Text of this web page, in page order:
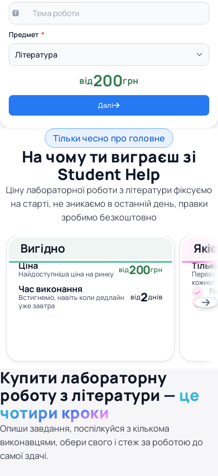
Предмет
від200грн
Далі
Тільки чесно про головне
На чому ти виграєш зі
Student Help
Ціну лабораторної роботи з літератури фіксуємо
на старті, не зникаємо в останній день, правки
зробимо безкоштовно
Вигідно
Ціна
Найдоступніша ціна на ринку від200грн
Час виконання
Встигнемо, навіть коли дедлайн
уже завтра
від2днів
Купити лабораторну
роботу з літератури — це
чотири кроки
Опиши завдання, поспілкуйся з кількома
виконавцями, обери свого і стеж за роботою до
самої здачі.